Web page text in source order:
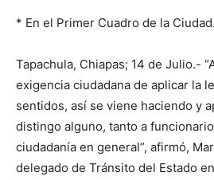
* En el Primer Cuadro de la Ciudad.
Tapachula, Chiapas; 14 de Julio.-
exigencia ciudadana de aplicar la
sentidos, así se viene haciendo y
distingo alguno, tanto a
ciudadanía en general”, afirmó,
delegado de Tránsito del Estado